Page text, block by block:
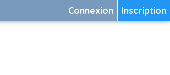
Inscription
Connexion